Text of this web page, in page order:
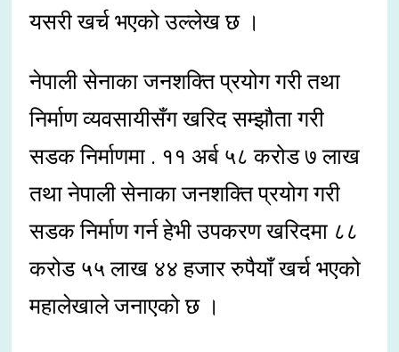
यसरी खर्च भएको उल्लेख छ ।
नेपाली सेनाका जनशक्ति प्रयोग गरी तथा
निर्माण व्यवसायीसँग खरिद सम्झौता गरी
सडक निर्माणमा . ११ अर्ब ५८ करोड ७ लाख
तथा नेपाली सेनाका जनशक्ति प्रयोग गरी
सडक निर्माण गर्न हेभी उपकरण खरिदमा ८८
करोड ५५ लाख ४४ हजार रुपैयाँ खर्च भएको
महालेखाले जनाएको छ ।